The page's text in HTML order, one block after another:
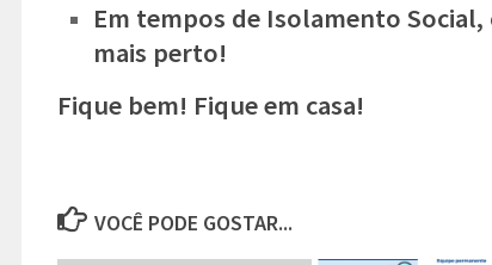
Em tempos de Isolamento Social,
mais perto!
Fique bem! Fique em casa!
VOCÊ PODE GOSTAR...